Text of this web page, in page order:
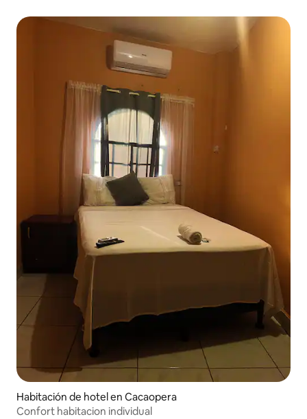
Habitación de hotel en Cacaopera
Confort habitacion individual